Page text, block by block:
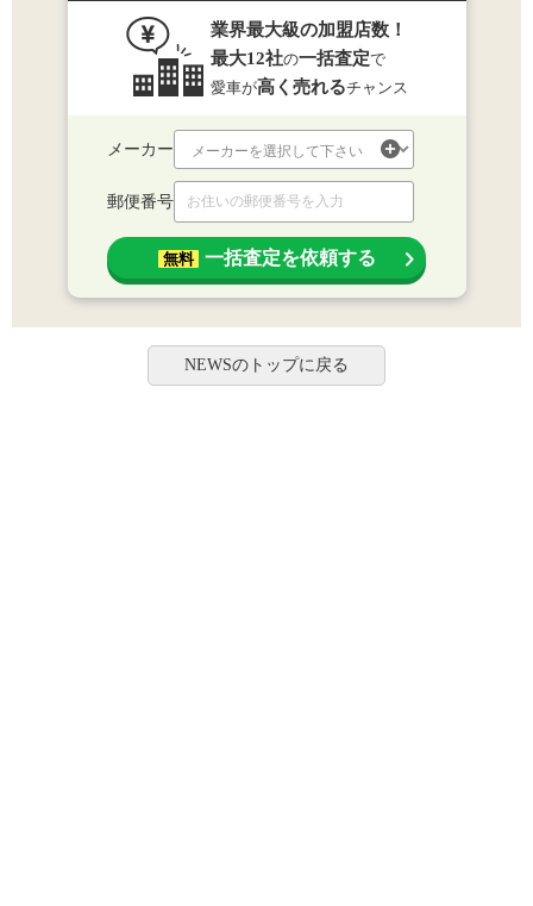
業界最大級の加盟店数！
最大12社の一括査定で
愛車が高く売れるチャンス
メーカー
郵便番号
無料 一括査定を依頼する
NEWSのトップに戻る